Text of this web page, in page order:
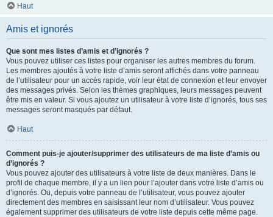
Haut
Amis et ignorés
Que sont mes listes d’amis et d’ignorés ?
Vous pouvez utiliser ces listes pour organiser les autres membres du forum.
Les membres ajoutés à votre liste d’amis seront affichés dans votre panneau
de l’utilisateur pour un accès rapide, voir leur état de connexion et leur envoyer
des messages privés. Selon les thèmes graphiques, leurs messages peuvent
être mis en valeur. Si vous ajoutez un utilisateur à votre liste d’ignorés, tous ses
messages seront masqués par défaut.
Haut
Comment puis-je ajouter/supprimer des utilisateurs de ma liste d’amis ou
d’ignorés ?
Vous pouvez ajouter des utilisateurs à votre liste de deux manières. Dans le
profil de chaque membre, il y a un lien pour l’ajouter dans votre liste d’amis ou
d’ignorés. Ou, depuis votre panneau de l’utilisateur, vous pouvez ajouter
directement des membres en saisissant leur nom d’utilisateur. Vous pouvez
également supprimer des utilisateurs de votre liste depuis cette même page.